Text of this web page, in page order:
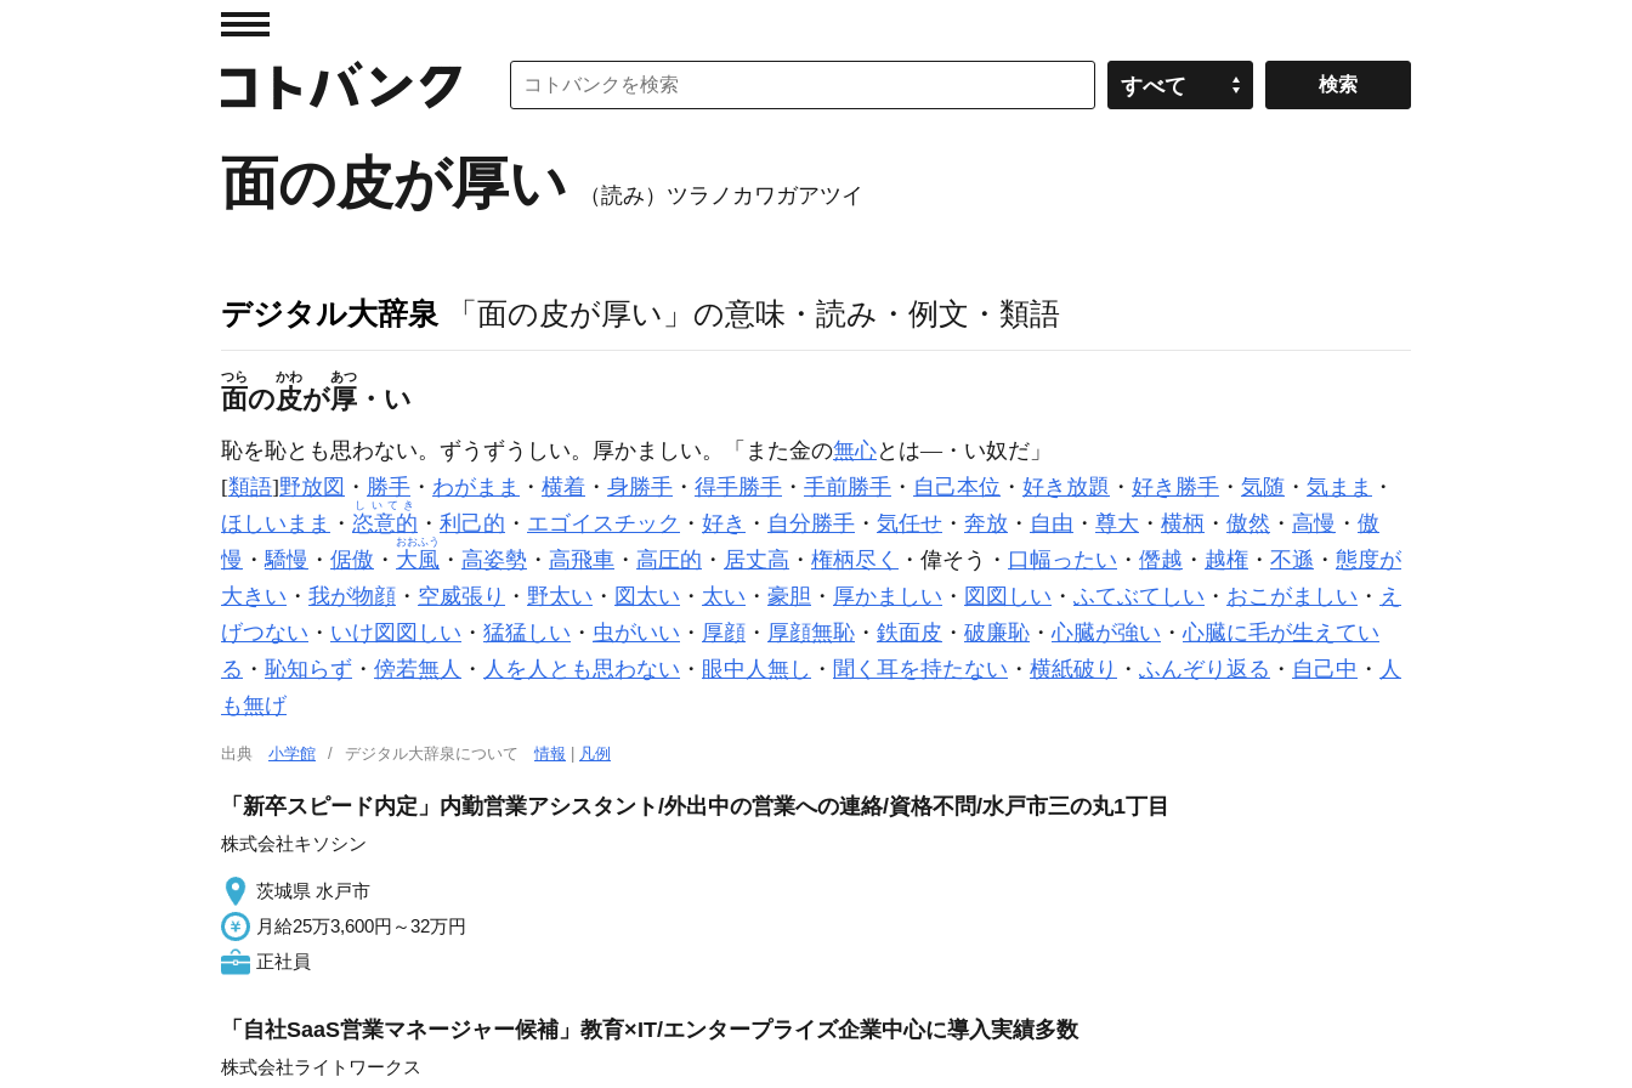
すべて
面の皮が厚い （読み）ツラノカワガアツイ
デジタル大辞泉 「面の皮が厚い」の意味・読み・例文・類語
面
つら
の皮
かわ
が厚
あつ
・い
恥を恥とも思わない。ずうずうしい。厚かましい。「また金の無心とは―・い奴だ」
[類語]野放図 ・ 勝手 ・ わがまま ・ 横着 ・ 身勝手 ・ 得手勝手 ・ 手前勝手 ・ 自己本位 ・ 好き放題 ・ 好き勝手 ・ 気随 ・ 気まま ・
ほしいまま ・ 恣意的
しいてき
・ 利己的 ・ エゴイスチック ・ 好き ・ 自分勝手 ・ 気任せ ・ 奔放 ・ 自由 ・ 尊大 ・ 横柄 ・ 傲然 ・ 高慢 ・ 傲
慢 ・驕慢 ・ 倨傲 ・ 大風
おおふう
・ 高姿勢 ・ 高飛車 ・ 高圧的 ・ 居丈高 ・ 権柄尽く ・偉そう・ 口幅ったい ・ 僭越 ・ 越権 ・ 不遜 ・ 態度が
大きい ・ 我が物顔 ・ 空威張り ・ 野太い ・ 図太い ・ 太い ・ 豪胆 ・ 厚かましい ・ 図図しい ・ ふてぶてしい ・ おこがましい ・ え
げつない ・ いけ図図しい ・ 猛猛しい ・ 虫がいい ・ 厚顔 ・ 厚顔無恥 ・ 鉄面皮 ・ 破廉恥 ・心臓が強い ・心臓に毛が生えてい
る ・ 恥知らず ・ 傍若無人 ・ 人を人とも思わない ・ 眼中人無し ・ 聞く耳を持たない ・ 横紙破り ・ ふんぞり返る ・ 自己中 ・ 人
も無げ
出典 小学館 デジタル大辞泉について情報 凡例
「新卒スピード内定」内勤営業アシスタント/外出中の営業への連絡/資格不問/水戸市三の丸1丁目
株式会社キソシン
茨城県 水戸市
月給25万3,600円～32万円
正社員
「自社SaaS営業マネージャー候補」教育×IT/エンタープライズ企業中心に導入実績多数
株式会社ライトワークス